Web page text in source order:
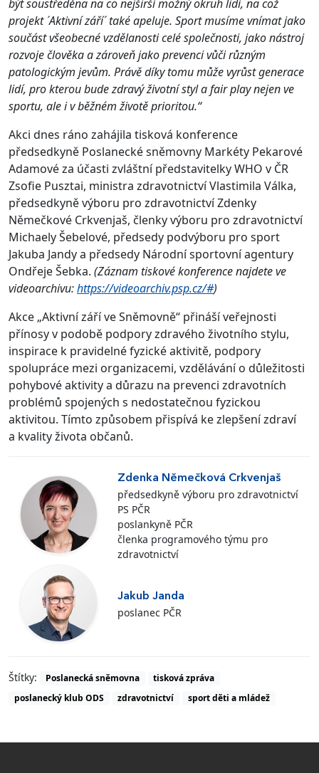
být soustředěna na co nejširší možný okruh lidí, na což
projekt ´Aktivní září´ také apeluje. Sport musíme vnímat jako
součást všeobecné vzdělanosti celé společnosti, jako nástroj
rozvoje člověka a zároveň jako prevenci vůči různým
patologickým jevům. Právě díky tomu může vyrůst generace
lidí, pro kterou bude zdravý životní styl a fair play nejen ve
sportu, ale i v běžném životě prioritou.“
Akci dnes ráno zahájila tisková konference
předsedkyně Poslanecké sněmovny Markéty Pekarové
Adamové za účasti zvláštní představitelky WHO v ČR
Zsofie Pusztai, ministra zdravotnictví Vlastimila Válka,
předsedkyně výboru pro zdravotnictví Zdenky
Němečkové Crkvenjaš, členky výboru pro zdravotnictví
Michaely Šebelové, předsedy podvýboru pro sport
Jakuba Jandy a předsedy Národní sportovní agentury
Ondřeje Šebka. (Záznam tiskové konference najdete ve
videoarchivu:https://videoarchiv.psp.cz/#)
Akce „Aktivní září ve Sněmovně“ přináší veřejnosti
přínosy v podobě podpory zdravého životního stylu,
inspirace k pravidelné fyzické aktivitě, podpory
spolupráce mezi organizacemi, vzdělávání o důležitosti
pohybové aktivity a důrazu na prevenci zdravotních
problémů spojených s nedostatečnou fyzickou
aktivitou. Tímto způsobem přispívá ke zlepšení zdraví
a kvality života občanů.
Zdenka Němečková Crkvenjaš
předsedkyně výboru pro zdravotnictví
PS PČR
poslankyně PČR
členka programového týmu pro
zdravotnictví
Jakub Janda
poslanec PČR
Štítky: Poslanecká sněmovna
tisková zpráva
poslanecký klub ODS
zdravotnictví sport děti a mládež